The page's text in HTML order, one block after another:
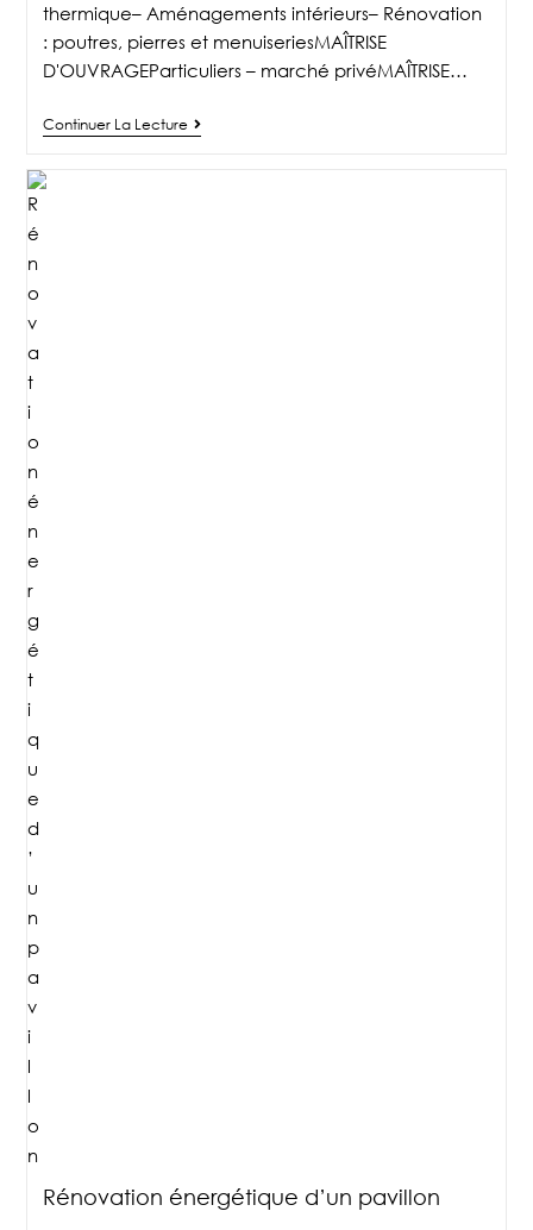
thermique– Aménagements intérieurs– Rénovation
: poutres, pierres et menuiseriesMAÎTRISE
D'OUVRAGEParticuliers – marché privéMAÎTRISE…
Continuer La Lecture
Rénovation énergétique d’un pavillon